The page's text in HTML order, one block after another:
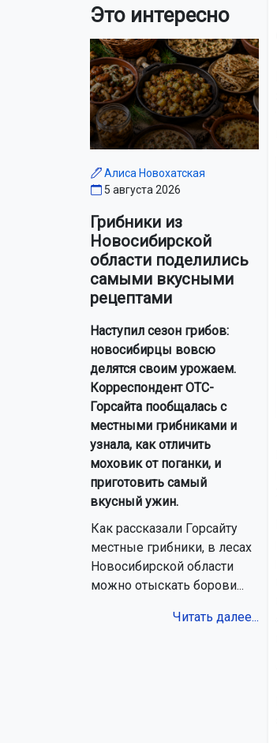
Это интересно
Алиса Новохатская
5 августа 2026
Грибники из
Новосибирской
области поделились
самыми вкусными
рецептами
Наступил сезон грибов:
новосибирцы вовсю
делятся своим урожаем.
Корреспондент ОТС-
Горсайта пообщалась с
местными грибниками и
узнала, как отличить
моховик от поганки, и
приготовить самый
вкусный ужин.
Как рассказали Горсайту
местные грибники, в лесах
Новосибирской области
можно отыскать борови...
Читать далее...